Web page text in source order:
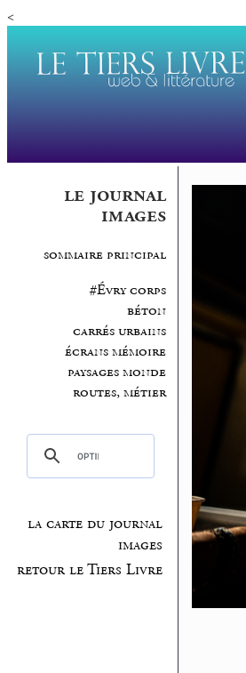
<
le journal
images
sommaire principal
#Évry corps
béton
carrés urbains
écrans mémoire
paysages monde
routes, métier
la carte du journal
images
retour le Tiers Livre